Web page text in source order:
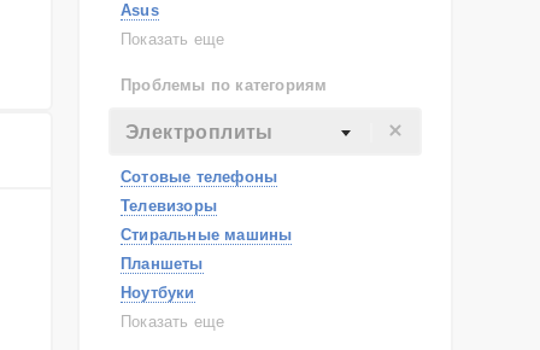
Asus
Lenovo
Apple
Indesit
Показать еще
Проблемы по категориям
Электроплиты
Сотовые телефоны
Телевизоры
Стиральные машины
Планшеты
Ноутбуки
Холодильники
Показать еще